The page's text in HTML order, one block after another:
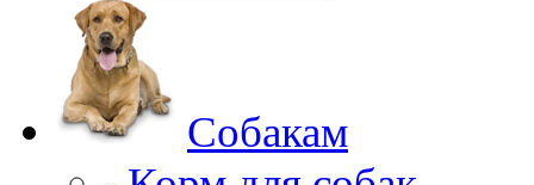
Собакам